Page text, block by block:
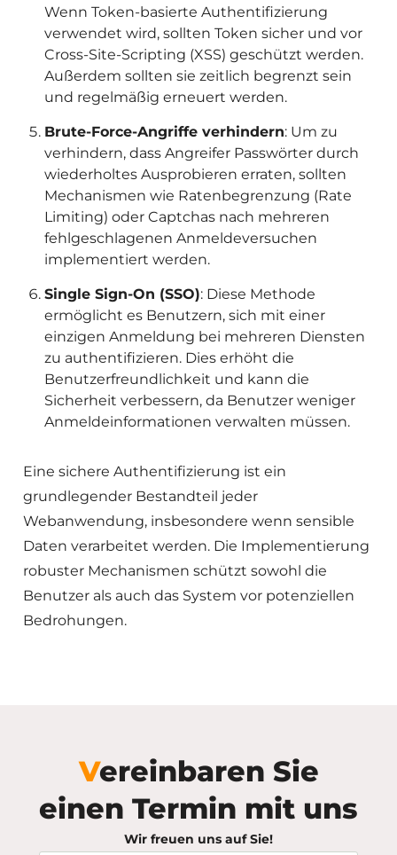
Wenn Token-basierte Authentifizierung
verwendet wird, sollten Token sicher und vor
Cross-Site-Scripting (XSS) geschützt werden.
Außerdem sollten sie zeitlich begrenzt sein
und regelmäßig erneuert werden.
Brute-Force-Angriffe verhindern: Um zu
verhindern, dass Angreifer Passwörter durch
wiederholtes Ausprobieren erraten, sollten
Mechanismen wie Ratenbegrenzung (Rate
Limiting) oder Captchas nach mehreren
fehlgeschlagenen Anmeldeversuchen
implementiert werden.
Single Sign-On (SSO): Diese Methode
ermöglicht es Benutzern, sich mit einer
einzigen Anmeldung bei mehreren Diensten
zu authentifizieren. Dies erhöht die
Benutzerfreundlichkeit und kann die
Sicherheit verbessern, da Benutzer weniger
Anmeldeinformationen verwalten müssen.
Eine sichere Authentifizierung ist ein
grundlegender Bestandteil jeder
Webanwendung, insbesondere wenn sensible
Daten verarbeitet werden. Die Implementierung
robuster Mechanismen schützt sowohl die
Benutzer als auch das System vor potenziellen
Bedrohungen.
Vereinbaren Sie
einen Termin mit uns
Wir freuen uns auf Sie!